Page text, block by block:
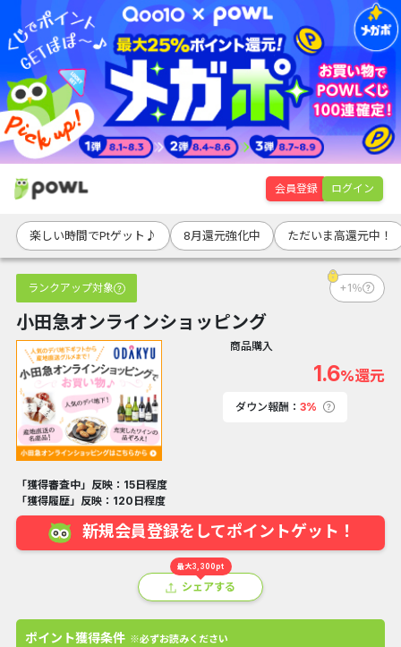
会員登録 ログイン
楽しい時間でPtゲット♪ 8月還元強化中 ただいま高還元中！
ランクアップ対象 +1％
小田急オンラインショッピング
商品購入
1.6%還元
ダウン報酬： 3%
「獲得審査中」反映：15日程度
「獲得履歴」反映：120日程度
新規会員登録をしてポイントゲット！
最大3,300pt
シェアする
ポイント獲得条件 ※必ずお読みください